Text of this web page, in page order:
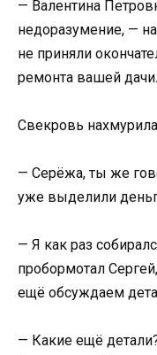
— Валентина
недоразумение, —
не приняли
ремонта вашей дачи.
Свекровь
— Серёжа, ты же
уже выделили
— Я как раз
пробормотал
ещё обсуждаем
— Какие ещё